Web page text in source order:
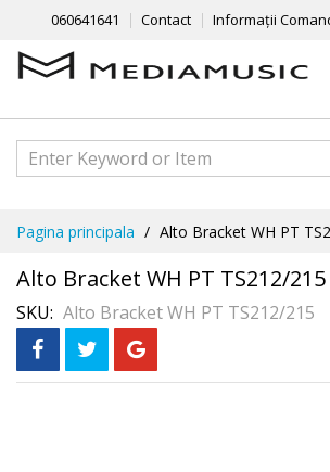
060641641 Contact Informații
Continut
Pagina principala Alto Bracket WH PT
Alto Bracket WH PT TS212/215
SKU Alto Bracket WH PT TS212/215